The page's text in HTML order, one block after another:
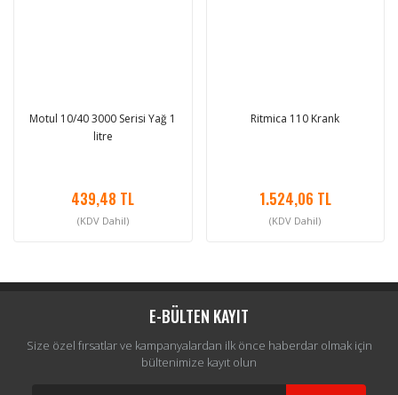
Motul 10/40 3000 Serisi Yağ 1
litre
439,48 TL
(KDV Dahil)
Ritmica 110 Krank
1.524,06 TL
(KDV Dahil)
E-BÜLTEN KAYIT
Size özel fırsatlar ve kampanyalardan ilk önce haberdar olmak için
bültenimize kayıt olun